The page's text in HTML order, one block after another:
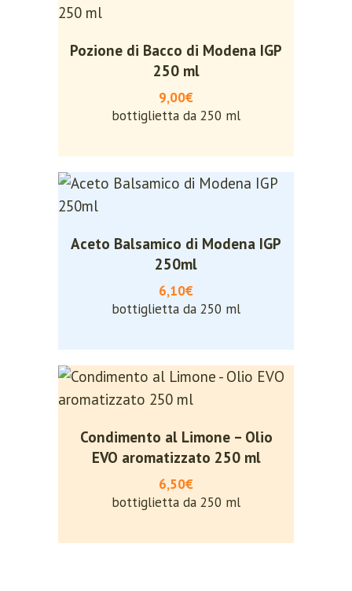
Pozione di Bacco di Modena IGP
250 ml
9,00€
bottiglietta da 250 ml
Aceto Balsamico di Modena IGP
250ml
6,10€
bottiglietta da 250 ml
Condimento al Limone – Olio
EVO aromatizzato 250 ml
6,50€
bottiglietta da 250 ml